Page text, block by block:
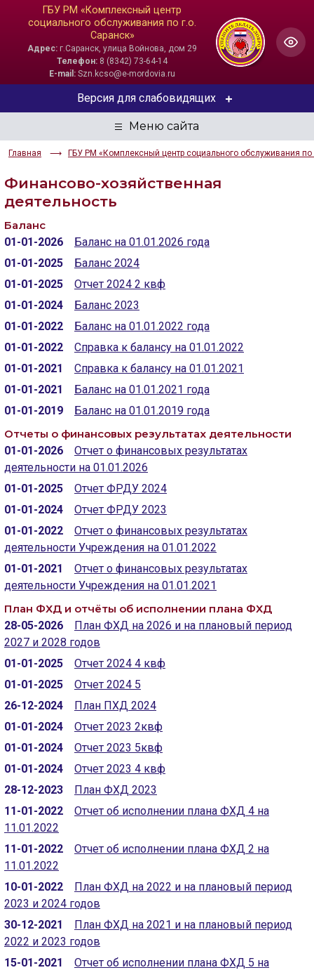
ГБУ РМ «Комплексный центр
социального обслуживания по г.о.
Саранск»
Адрес: г.Саранск, улица Войнова, дом 29
Телефон: 8 (8342) 73-64-14
E-mail: Szn.kcso@e-mordovia.ru
Главная ГБУ РМ «Комплексный центр социального обслуживания по
Версия для слабовидящих
ЦВЕТОВАЯ СХЕМА
Aa Aa Aa
Скрыть
🔊 Включить озвучивание
Настройки по умолчанию
Настройки по умолчанию
Финансово-хозяйственная
деятельность
Баланс
01-01-2026
Баланс на 01.01.2026 года
01-01-2025
Баланс 2024
01-01-2025
Отчет 2024 2 квф
01-01-2024
Баланс 2023
01-01-2022
Баланс на 01.01.2022 года
01-01-2022
Справка к балансу на 01.01.2022
01-01-2021
Справка к балансу на 01.01.2021
01-01-2021
Баланс на 01.01.2021 года
01-01-2019
Баланс на 01.01.2019 года
Отчеты о финансовых результатах деятельности
01-01-2026
Отчет о финансовых результатах
деятельности на 01.01.2026
01-01-2025
Отчет ФРДУ 2024
01-01-2024
Отчет ФРДУ 2023
01-01-2022
Отчет о финансовых результатах
деятельности Учреждения на 01.01.2022
01-01-2021
Отчет о финансовых результатах
деятельности Учреждения на 01.01.2021
План ФХД и отчёты об исполнении плана ФХД
28-05-2026
План ФХД на 2026 и на плановый период
2027 и 2028 годов
01-01-2025
Отчет 2024 4 квф
01-01-2025
Отчет 2024 5
26-12-2024
План ПХД 2024
01-01-2024
Отчет 2023 2квф
01-01-2024
Отчет 2023 5квф
01-01-2024
Отчет 2023 4 квф
28-12-2023
План ФХД 2023
11-01-2022
Отчет об исполнении плана ФХД 4 на
11.01.2022
11-01-2022
Отчет об исполнении плана ФХД 2 на
11.01.2022
10-01-2022
План ФХД на 2022 и на плановый период
2023 и 2024 годов
30-12-2021
План ФХД на 2021 и на плановый период
2022 и 2023 годов
15-01-2021
Отчет об исполнении плана ФХД 5 на